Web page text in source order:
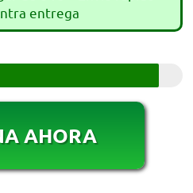
entrega
AHORA